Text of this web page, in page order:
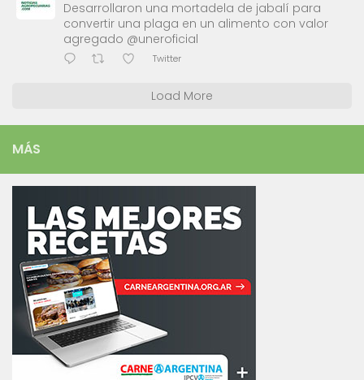
Desarrollaron una mortadela de jabalí para
convertir una plaga en un alimento con valor
agregado @uneroficial
Twitter
Load More
MÁS